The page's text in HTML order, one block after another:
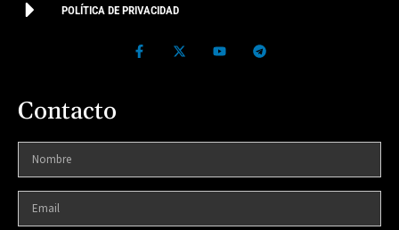
POLÍTICA DE PRIVACIDAD
Contacto